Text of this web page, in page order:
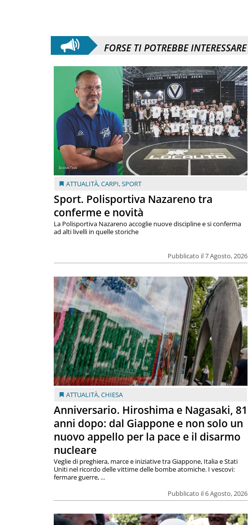
FORSE TI POTREBBE INTERESSARE
ATTUALITÀ,CARPI,SPORT
Sport. Polisportiva Nazareno tra
conferme e novità
Pubblicato il 7 Agosto, 2026
La Polisportiva Nazareno accoglie nuove discipline e si conferma
ad alti livelli in quelle storiche
ATTUALITÀ,CHIESA
Anniversario. Hiroshima e Nagasaki, 81
anni dopo: dal Giappone e non solo un
nuovo appello per la pace e il disarmo
nucleare
Pubblicato il 6 Agosto, 2026
Veglie di preghiera, marce e iniziative tra Giappone, Italia e Stati
Uniti nel ricordo delle vittime delle bombe atomiche. I vescovi:
fermare guerre, ...